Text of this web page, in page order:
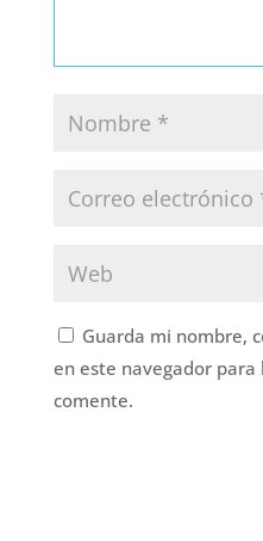
Guarda mi nombre,
en este navegador para
comente.